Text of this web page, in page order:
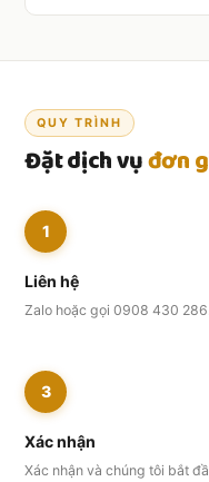
QUY TRÌNH
Đặt dịch vụđơn
1
Liên hệ
Zalo hoặc gọi 0908 430 286.
3
Xác nhận
Xác nhận và chúng tôi bắt